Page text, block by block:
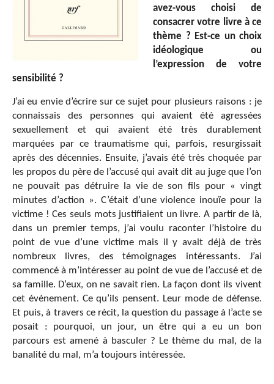
avez-vous choisi de
consacrer votre livre à ce
thème ? Est-ce un choix
idéologique ou
l’expression de votre
sensibilité ?
J’ai eu envie d’écrire sur ce sujet pour plusieurs raisons : je
connaissais des personnes qui avaient été agressées
sexuellement et qui avaient été très durablement
marquées par ce traumatisme qui, parfois, resurgissait
après des décennies. Ensuite, j’avais été très choquée par
les propos du père de l’accusé qui avait dit au juge que l’on
ne pouvait pas détruire la vie de son fils pour « vingt
minutes d’action ». C’était d’une violence inouïe pour la
victime ! Ces seuls mots justifiaient un livre. A partir de là,
dans un premier temps, j’ai voulu raconter l’histoire du
point de vue d’une victime mais il y avait déjà de très
nombreux livres, des témoignages intéressants. J’ai
commencé à m’intéresser au point de vue de l’accusé et de
sa famille. D’eux, on ne savait rien. La façon dont ils vivent
cet événement. Ce qu’ils pensent. Leur mode de défense.
Et puis, à travers ce récit, la question du passage à l’acte se
posait : pourquoi, un jour, un être qui a eu un bon
parcours est amené à basculer ? Le thème du mal, de la
banalité du mal, m’a toujours intéressée.